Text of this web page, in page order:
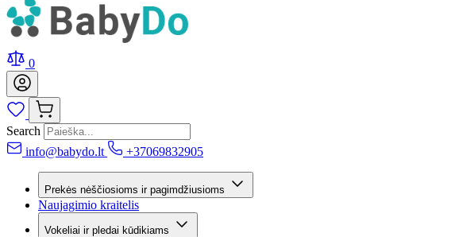
0
Search
info@babydo.lt
+37069832905
Prekės nėščiosioms ir pagimdžiusioms
Naujagimio kraitelis
Vokeliai ir pledai kūdikiams